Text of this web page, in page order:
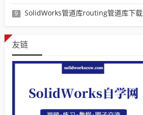
9 SolidWorks管道库routing管道库下载
友链